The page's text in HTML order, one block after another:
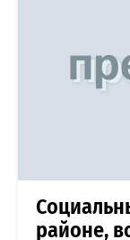
районе,